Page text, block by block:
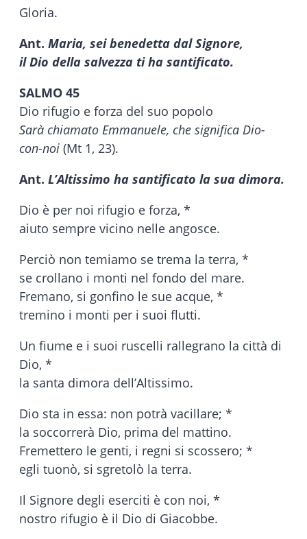
Gloria.
Ant. Maria, sei benedetta dal Signore,
il Dio della salvezza ti ha santificato.
SALMO 45
Dio rifugio e forza del suo popolo
Sarà chiamato Emmanuele, che significa Dio-
con-noi (Mt 1, 23).
Ant. L’Altissimo ha santificato la sua dimora.
Dio è per noi rifugio e forza, *
aiuto sempre vicino nelle angosce.
Perciò non temiamo se trema la terra, *
se crollano i monti nel fondo del mare.
Fremano, si gonfino le sue acque, *
tremino i monti per i suoi flutti.
Un fiume e i suoi ruscelli rallegrano la città di
Dio, *
la santa dimora dell’Altissimo.
Dio sta in essa: non potrà vacillare; *
la soccorrerà Dio, prima del mattino.
Fremettero le genti, i regni si scossero; *
egli tuonò, si sgretolò la terra.
Il Signore degli eserciti è con noi, *
nostro rifugio è il Dio di Giacobbe.